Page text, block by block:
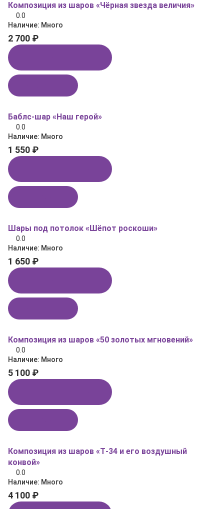
Композиция из шаров «Чёрная звезда величия»
0.0
Наличие: Много
2 700 ₽
Баблс-шар «Наш герой»
0.0
Наличие: Много
1 550 ₽
Шары под потолок «Шёпот роскоши»
0.0
Наличие: Много
1 650 ₽
Композиция из шаров «50 золотых мгновений»
0.0
Наличие: Много
5 100 ₽
Композиция из шаров «Т‑34 и его воздушный
конвой»
0.0
Наличие: Много
4 100 ₽